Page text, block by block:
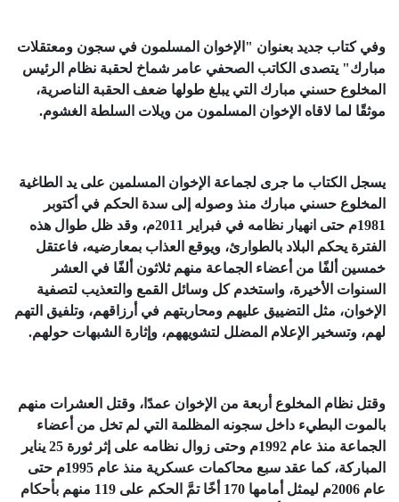
وفي كتاب جديد بعنوان "الإخوان المسلمون في سجون ومعتقلات
مبارك" يتصدى الكاتب الصحفي عامر شماخ لحقبة نظام الرئيس
المخلوع حسني مبارك التي يبلغ طولها ضعف الحقبة الناصرية،
موثقًا لما لاقاه الإخوان المسلمون من ويلات السلطة الغشوم.
يسجل الكتاب ما جرى لجماعة الإخوان المسلمين على يد الطاغية
المخلوع حسني مبارك منذ وصوله إلى سدة الحكم في أكتوبر
1981م حتى انهيار نظامه في فبراير 2011م، وقد ظل طوال هذه
الفترة يحكم البلاد بالطوارئ، ويوقع العذاب بمعارضيه، فاعتقل
خمسين ألفًا من أعضاء الجماعة منهم ثلاثون ألفًا في العشر
السنوات الأخيرة، واستخدم كل وسائل القمع والتعذيب لتصفية
الإخوان، مثل التضييق عليهم ومحاربتهم في أرزاقهم، وتلفيق التهم
لهم، وتسخير الإعلام المضلل لتشويههم، وإثارة الشبهات حولهم.
وقتل نظام المخلوع أربعة من الإخوان عمدًا، وقتل العشرات منهم
بالموت البطيء داخل سجونه المظلمة التي لم تخل من أعضاء
الجماعة منذ عام 1992م وحتى زوال نظامه على إثر ثورة 25 يناير
المباركة، كما عقد سبع محاكمات عسكرية منذ عام 1995م حتى
عام 2006م ليمثل أمامها 170 أخًا تمَّ الحكم على 119 منهم بأحكام